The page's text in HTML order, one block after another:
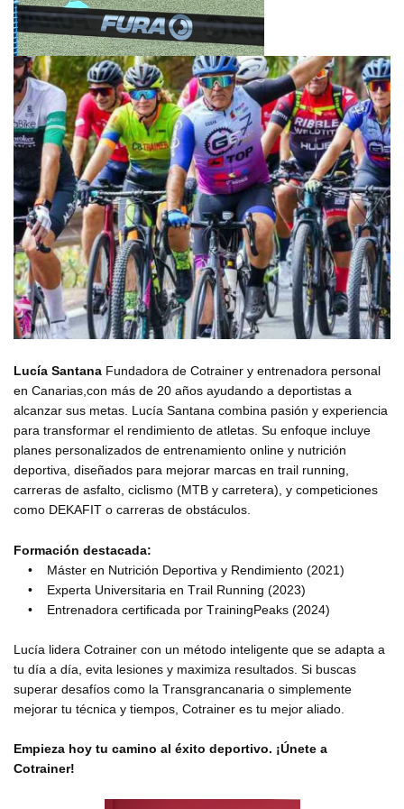
Lucía Santana Fundadora de Cotrainer y entrenadora personal
en Canarias,con más de 20 años ayudando a deportistas a
alcanzar sus metas. Lucía Santana combina pasión y experiencia
para transformar el rendimiento de atletas. Su enfoque incluye
planes personalizados de entrenamiento online y nutrición
deportiva, diseñados para mejorar marcas en trail running,
carreras de asfalto, ciclismo (MTB y carretera), y competiciones
como DEKAFIT o carreras de obstáculos.
Formación destacada:
• Máster en Nutrición Deportiva y Rendimiento (2021)
• Experta Universitaria en Trail Running (2023)
• Entrenadora certificada por TrainingPeaks (2024)
Lucía lidera Cotrainer con un método inteligente que se adapta a
tu día a día, evita lesiones y maximiza resultados. Si buscas
superar desafíos como la Transgrancanaria o simplemente
mejorar tu técnica y tiempos, Cotrainer es tu mejor aliado.
Empieza hoy tu camino al éxito deportivo. ¡Únete a
Cotrainer!